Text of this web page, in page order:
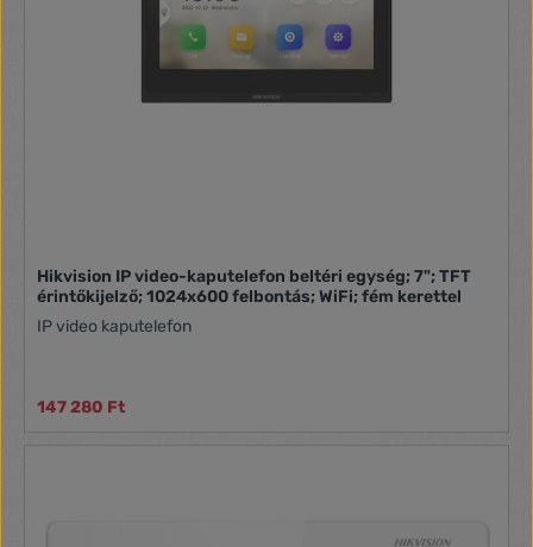
Hikvision IP video-kaputelefon beltéri egység; 7"; TFT
érintőkijelző; 1024x600 felbontás; WiFi; fém kerettel
IP video kaputelefon
147 280 Ft